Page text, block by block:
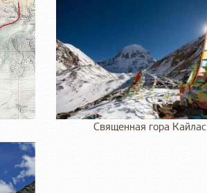
Священная гора Кайлас